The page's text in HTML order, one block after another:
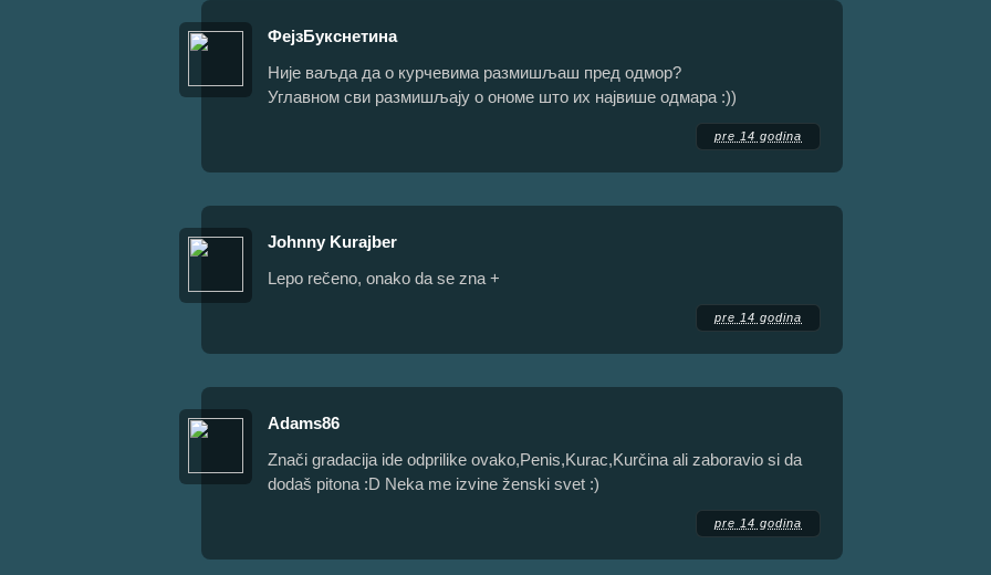
ФејзБукснетина
Није ваљда да о курчевима размишљаш пред одмор?
Углавном сви размишљају о ономе што их највише одмара :))
pre 14 godina
Johnny Kurajber
Lepo rečeno, onako da se zna +
pre 14 godina
Adams86
Znači gradacija ide odprilike ovako,Penis,Kurac,Kurčina ali zaboravio si da
dodaš pitona :D Neka me izvine ženski svet :)
pre 14 godina